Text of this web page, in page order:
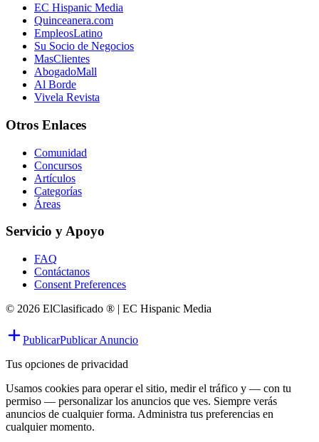
EC Hispanic Media
Quinceanera.com
EmpleosLatino
Su Socio de Negocios
MasClientes
AbogadoMall
Al Borde
Vivela Revista
Otros Enlaces
Comunidad
Concursos
Artículos
Categorías
Áreas
Servicio y Apoyo
FAQ
Contáctanos
Consent Preferences
© 2026 ElClasificado ® | EC Hispanic Media
PublicarPublicar Anuncio
Tus opciones de privacidad
Usamos cookies para operar el sitio, medir el tráfico y — con tu
permiso — personalizar los anuncios que ves. Siempre verás
anuncios de cualquier forma. Administra tus preferencias en
cualquier momento.